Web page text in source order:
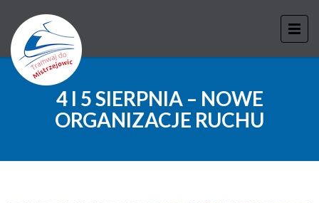
4 I 5 SIERPNIA – NOWE
ORGANIZACJE RUCHU